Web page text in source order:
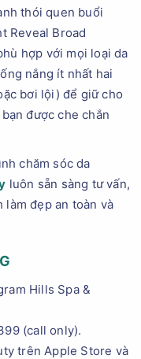
thói quen buổi
Reveal Broad
hợp với mọi loại da
nắng ít nhất hai
bơi lội) để giữ cho
được che chắn
chăm sóc da
luôn sẵn sàng tư vấn,
đẹp an toàn và
Hills Spa &
(call only).
trên Apple Store và